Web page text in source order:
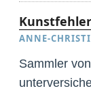
Kunstfehler
ANNE-
Sammler